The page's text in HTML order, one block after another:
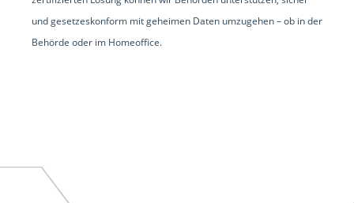
und gesetzeskonform mit geheimen Daten umzugehen – ob in der
Behörde oder im Homeoffice.